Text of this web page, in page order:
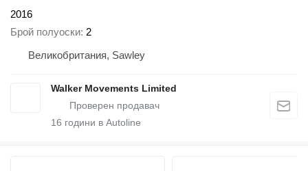
2016
Брой полуоски 2
Великобритания, Sawley
Walker Movements Limited
16 години в Autoline